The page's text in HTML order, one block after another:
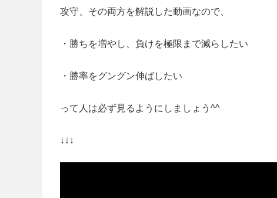
攻守、その両方を解説した動画なので、
・勝ちを増やし、負けを極限まで減らしたい
・勝率をグングン伸ばしたい
って人は必ず見るようにしましょう^^
↓↓↓